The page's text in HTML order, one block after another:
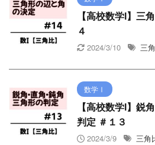
【高校数学I】三
４
2024/3/10 三
数学Ⅰ
【高校数学I】鋭
判定 ＃１３
2024/3/9 三角